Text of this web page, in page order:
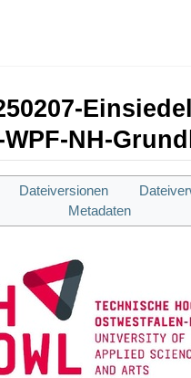
NH-
Navigation,Suche
Dateiversionen
Metadaten